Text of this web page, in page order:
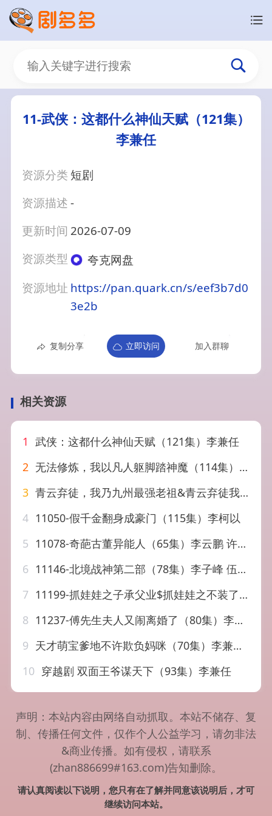
11-武侠：这都什么神仙天赋（121集）
李兼任
资源分类 短剧
资源描述-
更新时间 2026-07-09
资源类型
夸克网盘
资源地址 https://pan.quark.cn/s/eef3b7d0
3e2b
复制分享 立即访问 加入群聊
相关资源
1 武侠：这都什么神仙天赋（121集）李兼任
2 无法修炼，我以凡人躯脚踏神魔（114集）李兼任＆李梦媛
3 青云弃徒，我乃九州最强老祖&青云弃徒我乃九州最强老祖（62集）李兼任&厉蔺菲&穆青
4 11050-假千金翻身成豪门（115集）李柯以
5 11078-奇葩古董异能人（65集）李云鹏 许子吟
6 11146-北境战神第二部（78集）李子峰 伍昕宇
7 11199-抓娃娃之子承父业$抓娃娃之不装了，全村跟我摊牌了（60集）李艺璇
8 11237-傅先生夫人又闹离婚了（80集）李艺璇
9 天才萌宝爹地不许欺负妈咪（70集）李兼任＆陈奕汐
10 穿越剧 双面王爷谋天下（93集）李兼任
声明：本站内容由网络自动抓取。本站不储存、复
制、传播任何文件，仅作个人公益学习，请勿非法
&商业传播。如有侵权，请联系
(zhan886699#163.com)告知删除。
请认真阅读以下说明，您只有在了解并同意该说明后，才可
继续访问本站。